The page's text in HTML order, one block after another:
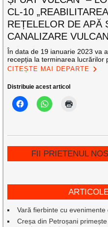
CL-10 „REABILITAREA
REȚELELOR DE APĂ
CANALIZARE VULCAN
În data de 19 ianuarie 2023 va
recepția la terminarea lucrărilor
CITEȘTE MAI DEPARTE
Distribuie acest articol
FII PRIETENUL
Vară fierbinte cu
Creșa din Petroșani